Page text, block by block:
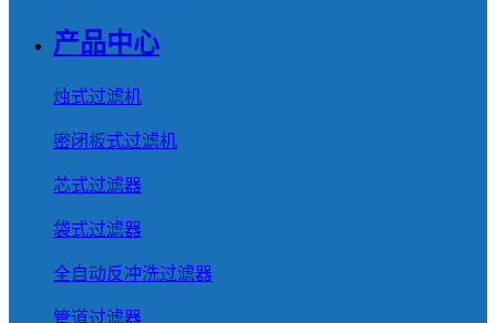
产品中心
烛式过滤机
密闭板式过滤机
芯式过滤器
袋式过滤器
全自动反冲洗过滤器
管道过滤器